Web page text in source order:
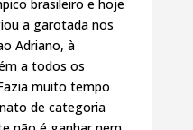
brasileiro e hoje
a garotada nos
Adriano, à
a todos os
muito tempo
de categoria